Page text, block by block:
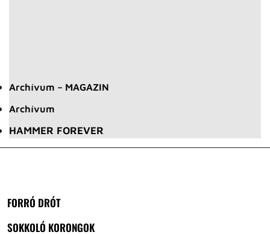
Archívum – MAGAZIN
Archívum
HAMMER FOREVER
FORRÓ DRÓT
SOKKOLÓ KORONGOK